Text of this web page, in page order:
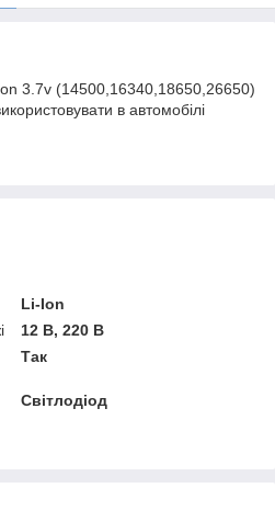
3.7v (14500,16340,18650,26650)
в автомобілі
Li-Ion
12 В, 220 В
Так
Світлодіод